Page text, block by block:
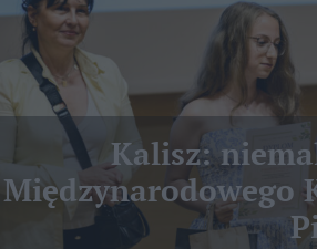
Kalisz:
Międzynarodowego